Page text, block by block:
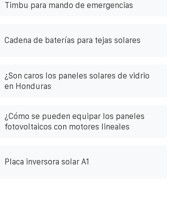
Timbu para mando de emergencias
Cadena de baterías para tejas solares
¿Son caros los paneles solares de vidrio
en Honduras
¿Cómo se pueden equipar los paneles
fotovoltaicos con motores lineales
Placa inversora solar A1